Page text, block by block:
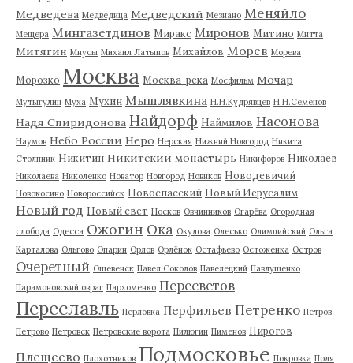
Медведева Медведица Медведский Мезиано Меняйло
Мещера Мингазетдинов Миракс Миронов Митино Митта
Митягин Миусы Михаил Латыпов Михайлов Морев Морева
Морозко Москва Москва-река Мосфильм Мочар
Мутыгулин Муха Мухин Мышлявкина Н.Н.Кудрявцев Н.Н.Семенов
Надя Спиридонова Найдорф Наймилов Насонова
Наумов Небо России Неро Нерская Нижний Новгород Никита
Столпник Никитин Никитский монастырь Никифоров Николаев
Николаева Николенко Новатор Новгород Новиков Новодевичий
Новокосино Новороссийск Новоспасский Новый Иерусалим
Новый год Новый свет Носков Овчинников Огарёва Огородная
слобода Одесса Ожогин Ока Окулова Олесько Олимпийский Ольга
Карталова Ольгово Опарин Орлов Орлёнок Остафьево Остоженка Остров
Очеретный Ошевенск Павел Соколов Павелецкий Павлушенко
Парамоновский овраг Пархоменко Пересветов
Переславль Перловка Перфильев Петренко Петров
Петрово Петровск Петровские ворота Пилюгин Пименов Пирогов
Плещеево Плохотников Подмосковье Покровка Поля